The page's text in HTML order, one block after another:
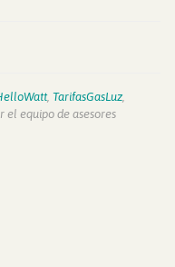
, TarifasGasLuz
el equipo de asesores